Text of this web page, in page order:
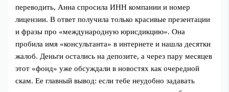
переводить, Анна спросила ИНН компании и номер
лицензии. В ответ получила только красивые презентации
и фразы про «международную юрисдикцию». Она
пробила имя «консультанта» в интернете и нашла десятки
жалоб. Деньги остались на депозите, а через пару месяцев
этот «фонд» уже обсуждали в новостях как очередной
скам. Ее главный вывод: если тебе неудобно задавать